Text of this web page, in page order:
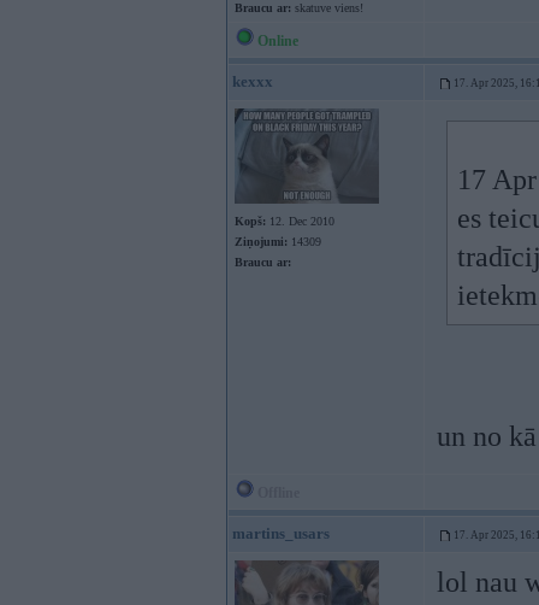
Braucu ar: skatuve viens!
Online
kexxx 17. Apr 2025,
Kopš: 12. Dec 2010
Ziņojumi: 14309
Braucu ar:
17
es
un no
martins_usars 17. Apr 2025,
lol nau